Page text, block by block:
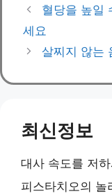
혈당을 높일
세요
살찌지 않는
최신정보
대사 속도를 저
피스타치오의 놀